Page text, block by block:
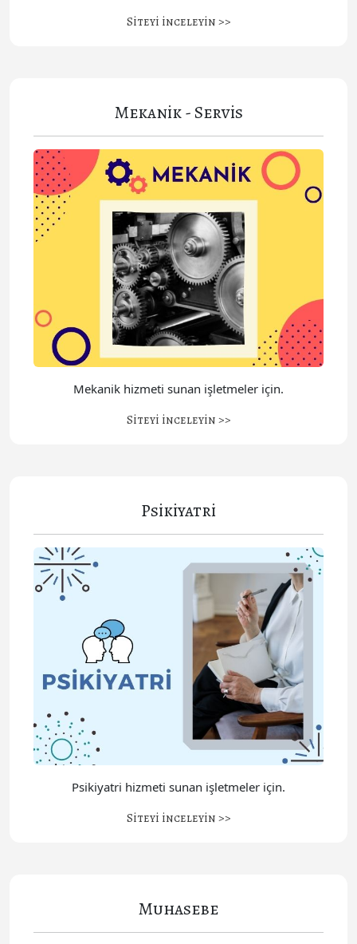
Siteyi inceleyin >>
Mekanik - Servis
Mekanik hizmeti sunan işletmeler için.
Siteyi inceleyin >>
Psikiyatri
Psikiyatri hizmeti sunan işletmeler için.
Siteyi inceleyin >>
Muhasebe